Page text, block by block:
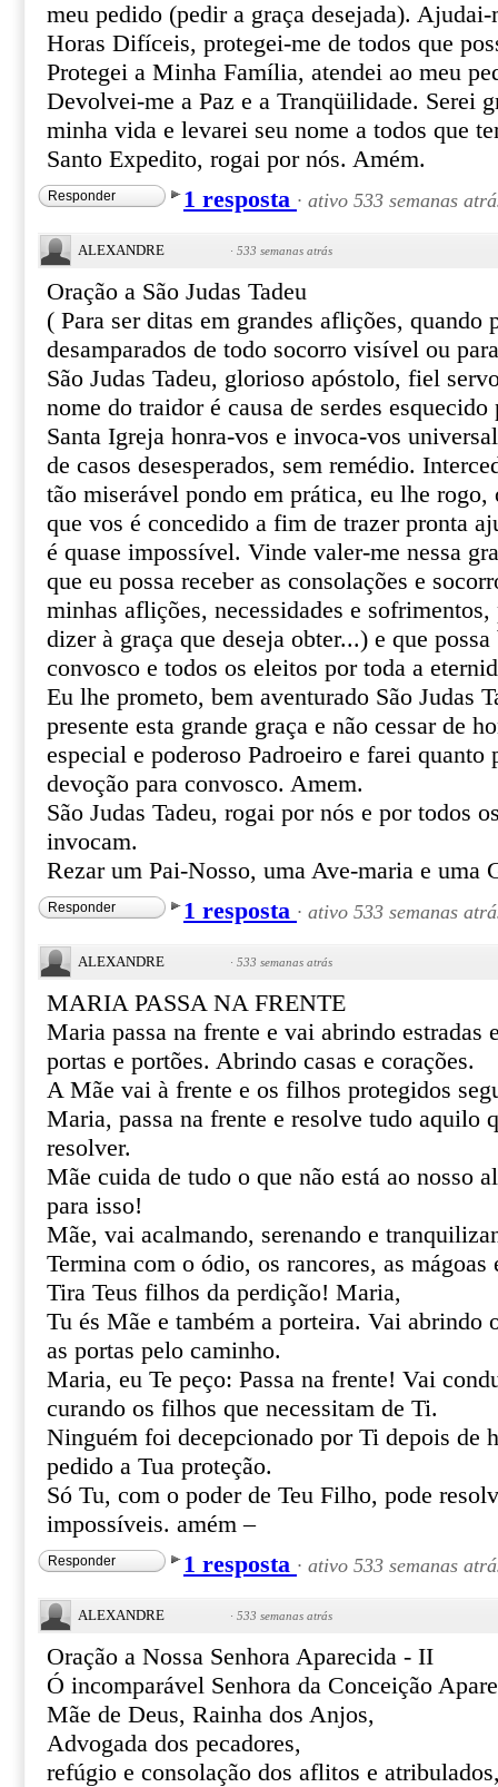
meu pedido (pedir a graça desejada). Ajudai-
Horas Difíceis, protegei-me de todos que
Protegei a Minha Família, atendei ao meu
Devolvei-me a Paz e a Tranqüilidade. Serei
minha vida e levarei seu nome a todos que
Santo Expedito, rogai por nós. Amém.
Responder 1 resposta · ativo 533 semanas
ALEXANDRE · 533 semanas atrás
Oração a São Judas Tadeu
( Para ser ditas em grandes aflições, quando
desamparados de todo socorro visível ou
São Judas Tadeu, glorioso apóstolo, fiel
nome do traidor é causa de serdes
Santa Igreja honra-vos e invoca-vos
de casos desesperados, sem remédio.
tão miserável pondo em prática, eu lhe
que vos é concedido a fim de trazer pronta
é quase impossível. Vinde valer-me nessa
que eu possa receber as consolações e
minhas aflições, necessidades e
dizer à graça que deseja obter...) e que
convosco e todos os eleitos por toda a
Eu lhe prometo, bem aventurado São Judas
presente esta grande graça e não cessar de
especial e poderoso Padroeiro e farei quanto
devoção para convosco. Amem.
São Judas Tadeu, rogai por nós e por todos
invocam.
Rezar um Pai-Nosso, uma Ave-maria e uma
Responder 1 resposta · ativo 533 semanas
ALEXANDRE · 533 semanas atrás
MARIA PASSA NA FRENTE
Maria passa na frente e vai abrindo estradas
portas e portões. Abrindo casas e corações.
A Mãe vai à frente e os filhos protegidos
Maria, passa na frente e resolve tudo aquilo
resolver.
Mãe cuida de tudo o que não está ao nosso
para isso!
Mãe, vai acalmando, serenando e
Termina com o ódio, os rancores, as mágoas
Tira Teus filhos da perdição! Maria,
Tu és Mãe e também a porteira. Vai abrindo
as portas pelo caminho.
Maria, eu Te peço: Passa na frente! Vai
curando os filhos que necessitam de Ti.
Ninguém foi decepcionado por Ti depois de
pedido a Tua proteção.
Só Tu, com o poder de Teu Filho, pode
impossíveis. amém –
Responder 1 resposta · ativo 533 semanas
ALEXANDRE · 533 semanas atrás
Oração a Nossa Senhora Aparecida - II
Ó incomparável Senhora da Conceição
Mãe de Deus, Rainha dos Anjos,
Advogada dos pecadores,
refúgio e consolação dos aflitos e